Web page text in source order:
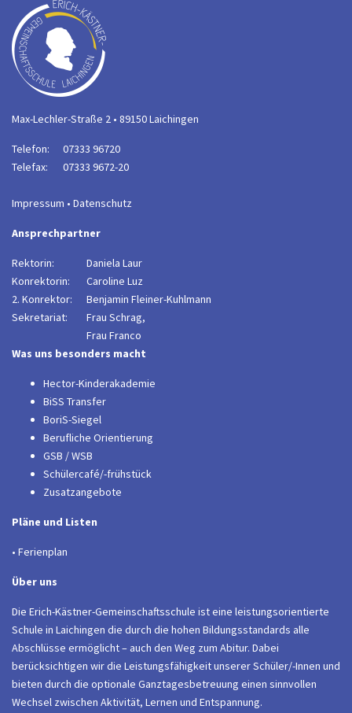
Max-Lechler-Straße 2 • 89150 Laichingen
Telefon:
07333 96720
Telefax:
07333 9672-20
Impressum • Datenschutz
Ansprechpartner
Rektorin:
Daniela Laur
Konrektorin:
Caroline Luz
2. Konrektor:
Benjamin Fleiner-Kuhlmann
Sekretariat:
Frau Schrag,
Frau Franco
Was uns besonders macht
Hector-Kinderakademie
BiSS Transfer
BoriS-Siegel
Berufliche Orientierung
GSB / WSB
Schülercafé/-frühstück
Zusatzangebote
Pläne und Listen
• Ferienplan
Über uns
Die Erich-Kästner-Gemeinschaftsschule ist eine leistungsorientierte
Schule in Laichingen die durch die hohen Bildungsstandards alle
Abschlüsse ermöglicht – auch den Weg zum Abitur. Dabei
berücksichtigen wir die Leistungsfähigkeit unserer Schüler/-Innen und
bieten durch die optionale Ganztagesbetreuung einen sinnvollen
Wechsel zwischen Aktivität, Lernen und Entspannung.